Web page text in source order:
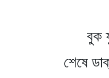
বিত্ত
বুক
শেষে